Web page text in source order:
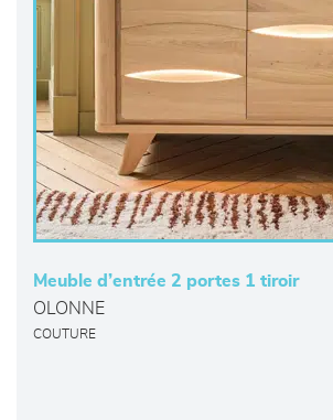
Meuble d’entrée 2 portes 1 tiroir
OLONNE
COUTURE